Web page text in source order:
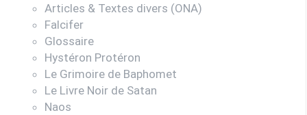
Articles & Textes divers (ONA)
Falcifer
Glossaire
Hystéron Protéron
Le Grimoire de Baphomet
Le Livre Noir de Satan
Naos